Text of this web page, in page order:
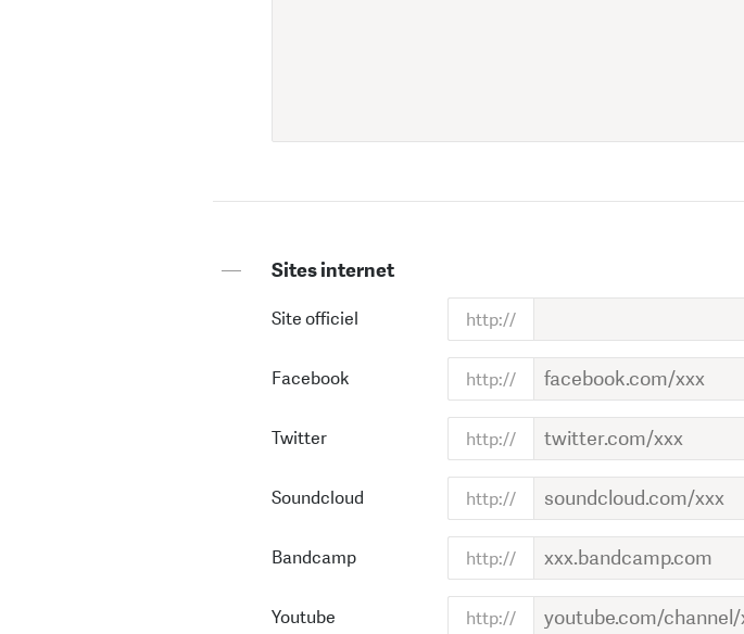
— Sites internet
Site officiel
Facebook
Twitter
Soundcloud
Bandcamp
Youtube